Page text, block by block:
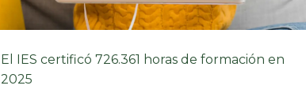
El IES certificó 726.361 horas de formación en
2025